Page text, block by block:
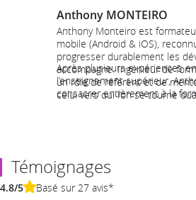
...). Il participe régulièrement à
JUG, Live coding ...)
Anthony MONTEIRO
Anthony Monteiro est
mobile (Android & iOS),
progresser durablement les
accompagne. Ingénieur de
un rôle de référent et de
celui vers qui l’on se tourne
Après plusieurs expériences
l’enseignement supérieur,
consacrer entièrement à la
accompagnement pour
des participants.
Témoignages
4.8/5 Basé sur 27 avis*